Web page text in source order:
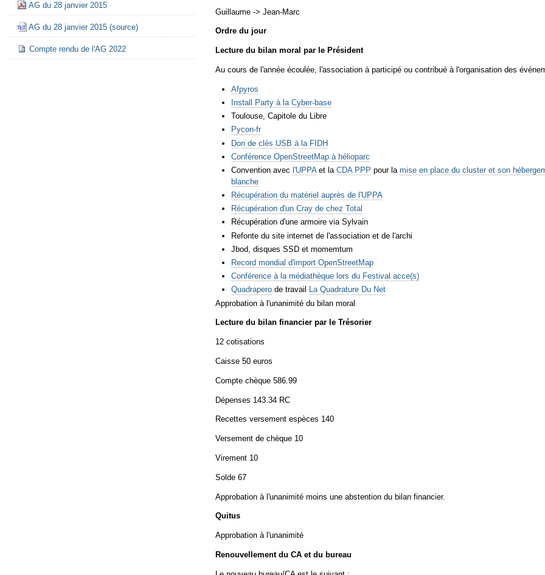
Guillaume -> Jean-Marc
Ordre du jour
Lecture du bilan moral par le Président
Au cours de l'année écoulée, l'association à participé ou contribué à l'organisation des
Afpyros
Install Party à la Cyber-base
Toulouse, Capitole du Libre
Pycon-fr
Don de clés USB à la FIDH
Conférence OpenStreetMap à hélioparc
Convention avec l'UPPAet la CDA PPP pour la mise en place du cluster et son
blanche
Récupération du matériel auprès de l'UPPA
Récupération d'un Cray de chez Total
Récupération d'une armoire via Sylvain
Refonte du site internet de l'association et de l'archi
Jbod, disques SSD et momemtum
Record mondial d'import OpenStreetMap
Conférence à la médiathèque lors du Festival acce(s)
Quadraperode travail
La Quadrature Du Net
Approbation à l'unanimité du bilan moral
Lecture du bilan financier par le Trésorier
12 cotisations
Caisse 50 euros
Compte chèque 586.99
Dépenses 143.34 RC
Recettes versement espèces 140
Versement de chèque 10
Virement 10
Solde 67
Approbation à l'unanimité moins une abstention du bilan financier.
Quitus
Approbation à l'unanimité
Renouvellement du CA et du bureau
AG du 28 janvier 2015
AG du 28 janvier 2015 (source)
Compte rendu de l'AG 2022